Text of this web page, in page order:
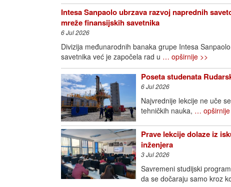
Intesa Sanpaolo ubrzava razvoj naprednih
mreže finansijskih savetnika
6 Jul 2026
Divizija međunarodnih banaka grupe Intesa
savetnika već je započela rad u … opširnije >>
Poseta studenata
6 Jul 2026
Najvrednije lekcije ne uče
tehničkih nauka, … opširnije
Prave lekcije dolaze iz
inženjera
3 Jul 2026
Savremeni studijski
da se dočaraju samo kroz